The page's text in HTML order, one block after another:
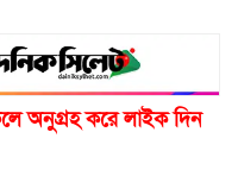
অনুগ্রহ করে লাইক দিন